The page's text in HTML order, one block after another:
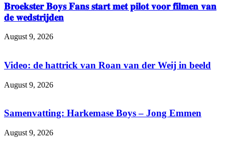
𝐁𝐫𝐨𝐞𝐤𝐬𝐭𝐞𝐫 𝐁𝐨𝐲𝐬 𝐅𝐚𝐧𝐬 𝐬𝐭𝐚𝐫𝐭 𝐦𝐞𝐭 𝐩𝐢𝐥𝐨𝐭 𝐯𝐨𝐨𝐫 𝐟𝐢𝐥𝐦𝐞𝐧 𝐯𝐚𝐧
𝐝𝐞 𝐰𝐞𝐝𝐬𝐭𝐫𝐢𝐣𝐝𝐞𝐧
August 9, 2026
Video: de hattrick van Roan van der Weij in beeld
August 9, 2026
Samenvatting: Harkemase Boys – Jong Emmen
August 9, 2026